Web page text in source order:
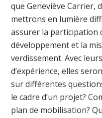
que Geneviève Carrier,
mettrons en lumière
assurer la participation
développement et la
verdissement. Avec
d’expérience, elles
sur différentes
le cadre d’un projet?
plan de mobilisation?